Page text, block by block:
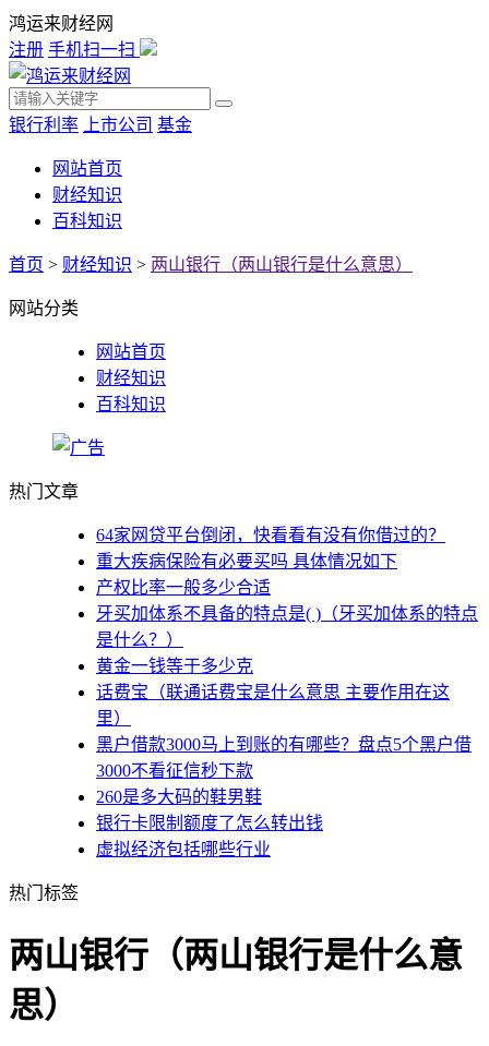
鸿运来财经网
注册 手机扫一扫
银行利率 上市公司 基金
网站首页
财经知识
百科知识
首页 > 财经知识 > 两山银行（两山银行是什么意思）
网站分类
网站首页
财经知识
百科知识
热门文章
64家网贷平台倒闭，快看看有没有你借过的？
重大疾病保险有必要买吗 具体情况如下
产权比率一般多少合适
牙买加体系不具备的特点是( )（牙买加体系的特点
是什么？）
黄金一钱等于多少克
话费宝（联通话费宝是什么意思 主要作用在这
里）
黑户借款3000马上到账的有哪些？盘点5个黑户借
3000不看征信秒下款
260是多大码的鞋男鞋
银行卡限制额度了怎么转出钱
虚拟经济包括哪些行业
热门标签
两山银行（两山银行是什么意
思）